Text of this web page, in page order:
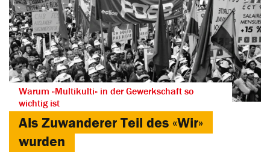
Warum «Multikulti» in der Gewerkschaft so
wichtig ist
Als Zuwanderer Teil des «Wir»
wurden